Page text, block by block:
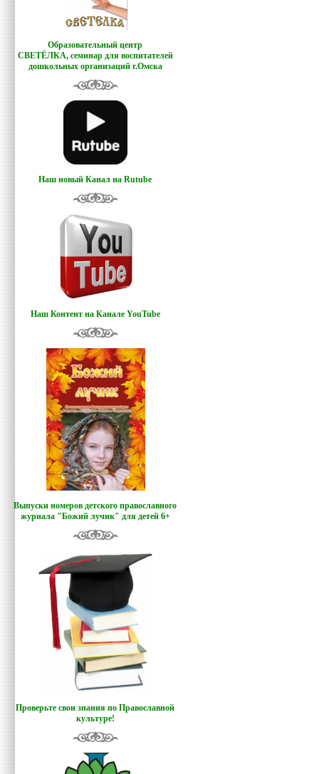
Образовательный центр
СВЕТЁЛКА, семинар для воспитателей
дошкольных организаций г.Омска
Наш новый Канал на Rutube
Наш Контент на Канале YouTube
Выпуски номеров детского православного
журнала "Божий лучик" для детей 6+
Проверьте свои знания по Православной
культуре!